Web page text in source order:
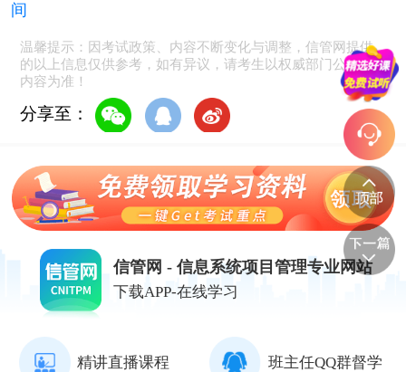
间
温馨提示：因考试政策、内容不断变化与调整，信管网提供
的以上信息仅供参考，如有异议，请考生以权威部门公布的
内容为准！
分享至：
信管网 - 信息系统项目管理专业网站
下载APP-在线学习
精讲直播课程 班主任QQ群督学